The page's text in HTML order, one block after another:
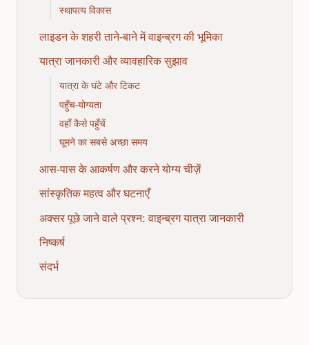
स्थापत्य विकास
लाइडन के शहरी ताने-बाने में वाइन्ब्रग की भूमिका
यात्रा जानकारी और व्यावहारिक सुझाव
यात्रा के घंटे और टिकट
पहुँच-योग्यता
वहाँ कैसे पहुँचें
घूमने का सबसे अच्छा समय
आस-पास के आकर्षण और करने योग्य चीज़ें
सांस्कृतिक महत्व और घटनाएँ
अक्सर पूछे जाने वाले प्रश्न: वाइन्ब्रग यात्रा जानकारी
निष्कर्ष
संदर्भ